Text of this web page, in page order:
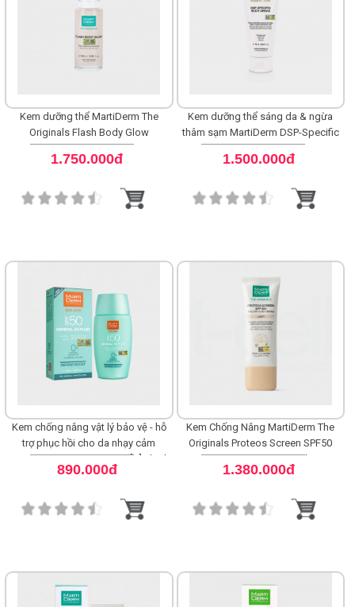
Kem dưỡng thể MartiDerm The
Originals Flash Body Glow
1.750.000đ
Kem dưỡng thể sáng da & ngừa
thâm sạm MartiDerm DSP-Specific
Body
1.500.000đ
Kem chống nắng vật lý bảo vệ - hỗ
trợ phục hồi cho da nhạy cảm
MartiDerm SPF 50 Mineral [D] Fluid
890.000đ
Kem Chống Nắng MartiDerm The
Originals Proteos Screen SPF50
Color Fluid Cream Light
1.380.000đ